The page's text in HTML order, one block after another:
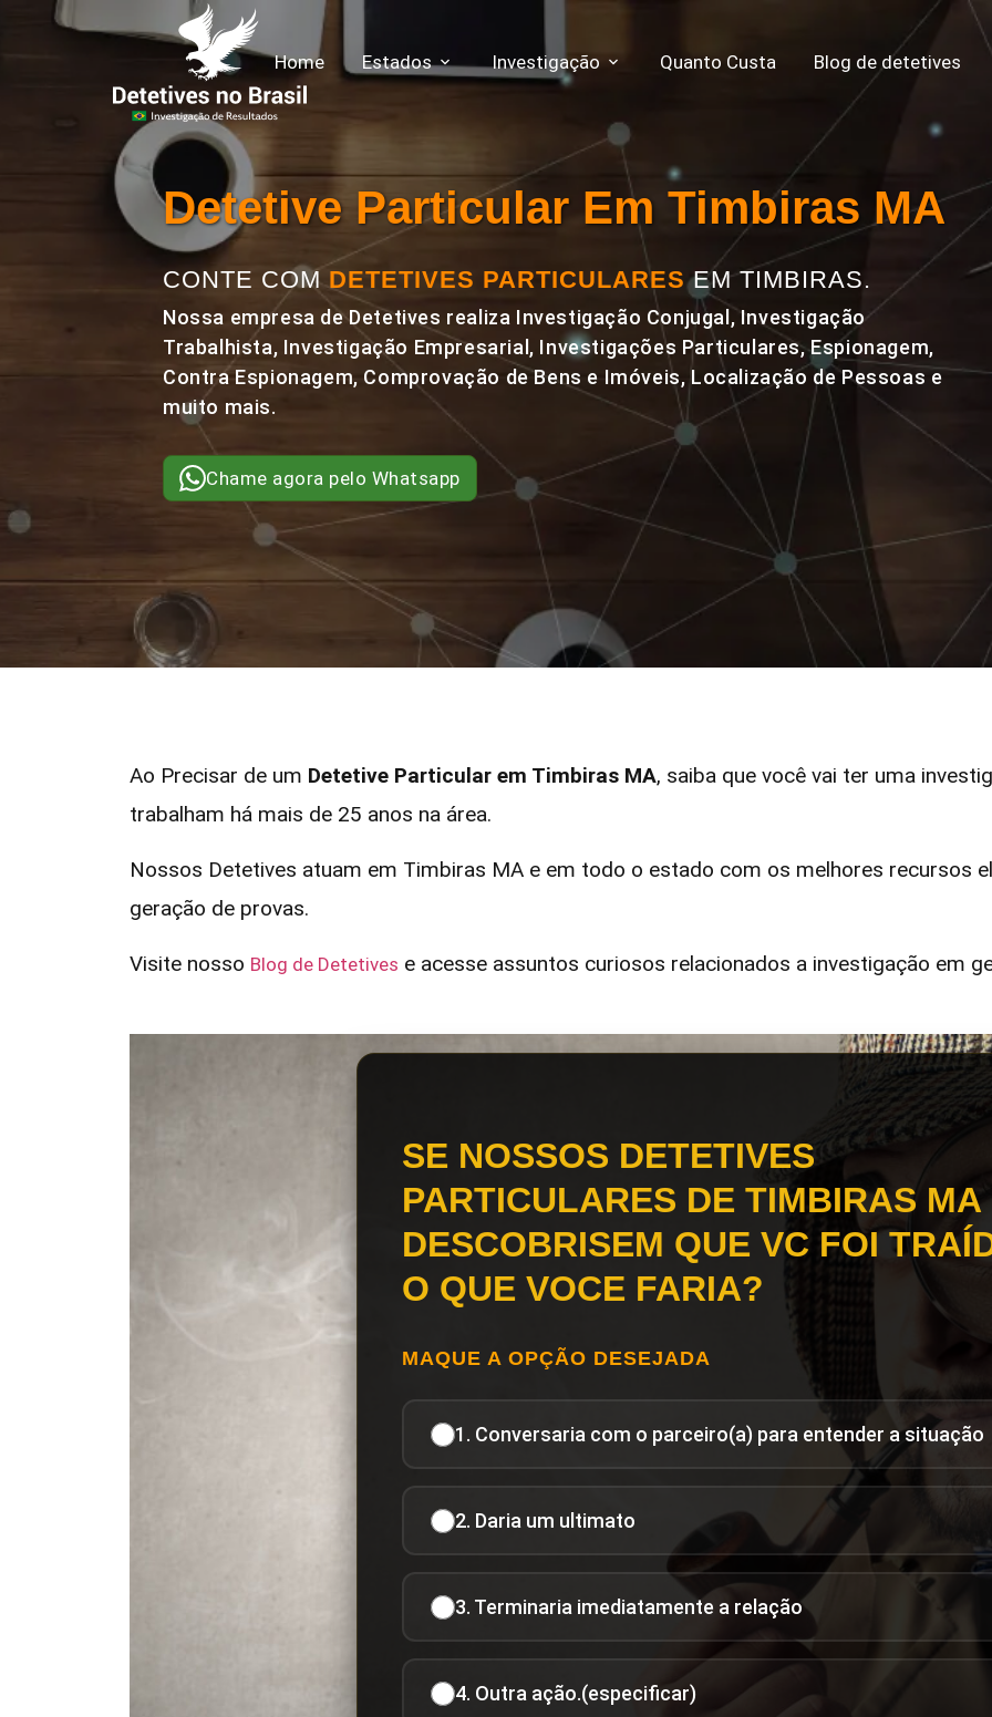
Home Estados Investigação Quanto Custa Blog de detetives
Detetive Particular Em Timbiras MA
CONTE COMDETETIVES PARTICULARESEM TIMBIRAS.
Nossa empresa de Detetives realiza Investigação Conjugal, Investigação
Trabalhista, Investigação Empresarial, Investigações Particulares, Espionagem,
Contra Espionagem, Comprovação de Bens e Imóveis, Localização de Pessoas e
muito mais.
Chame agora pelo Whatsapp
Ao Precisar de um Detetive Particular em Timbiras MA, saiba que você vai ter uma
trabalham há mais de 25 anos na área.
Nossos Detetives atuam em Timbiras MA e em todo o estado com os melhores recursos
geração de provas.
Visite nosso Blog de Detetives e acesse assuntos curiosos relacionados a investigação em
SE NOSSOS DETETIVES
PARTICULARES DE TIMBIRAS MA
DESCOBRISEM QUE VC FOI
O QUE VOCE FARIA?
MAQUE A OPÇÃO DESEJADA
1. Conversaria com o parceiro(a) para entender a situação
2. Daria um ultimato
3. Terminaria imediatamente a relação
4. Outra ação.(especificar)